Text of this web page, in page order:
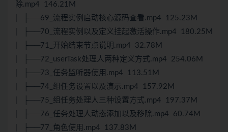
除.mp4 146.21M
| ├──69_流程实例启动核心源码查看.mp4 125.23M
| ├──70_流程实例以及定义挂起激活操作.mp4 180.25M
| ├──71_开始结束节点说明.mp4 32.78M
| ├──72_userTask处理人两种定义方式.mp4 254.06M
| ├──73_任务监听器使用.mp4 113.51M
| ├──74_组任务设置以及演示.mp4 157.92M
| ├──75_组任务处理人三种设置方式.mp4 197.37M
| ├──76_任务处理人动态添加以及移除.mp4 60.74M
| ├──77_角色使用.mp4 137.83M